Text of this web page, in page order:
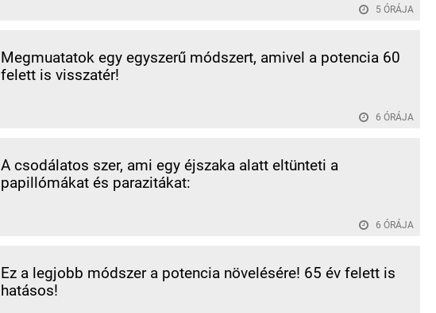
5 ÓRÁJA
Megmuatatok egy egyszerű módszert, amivel a potencia 60
felett is visszatér!
6 ÓRÁJA
A csodálatos szer, ami egy éjszaka alatt eltünteti a
papillómákat és parazitákat:
6 ÓRÁJA
Ez a legjobb módszer a potencia növelésére! 65 év felett is
hatásos!